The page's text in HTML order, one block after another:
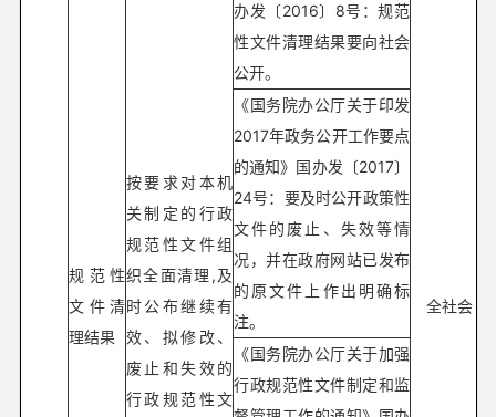
规范性
文件清
理结果
按要求对本机
关制定的行政
规范性文件组
织全面清理,及
时公布继续有
效、拟修改、
废止和失效的
行政规范性文
办发〔2016〕8号：规范
性文件清理结果要向社会
公开。
全社会
《国务院办公厅关于印发
2017年政务公开工作要点
的通知》国办发〔2017〕
24号：要及时公开政策性
文件的废止、失效等情
况，并在政府网站已发布
的原文件上作出明确标
注。
《国务院办公厅关于加强
行政规范性文件制定和监